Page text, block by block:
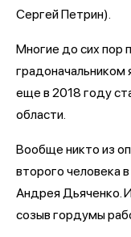
Сергей Петрин).
Многие до сих пор
градоначальником
еще в 2018 году
области.
Вообще никто из
второго человека
Андрея Дьяченко.
созыв гордумы